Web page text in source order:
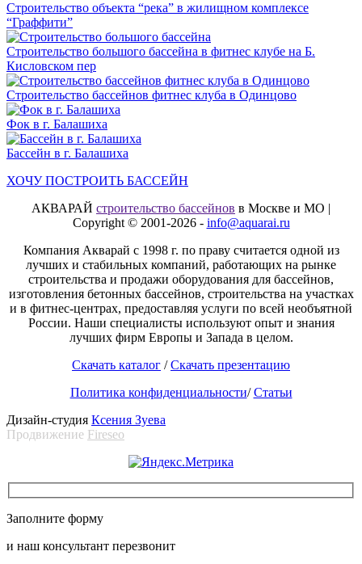
Строительство объекта “река” в жилищном комплексе
“Граффити”
Строительство большого бассейна в фитнес клубе на Б.
Кисловском пер
Строительство бассейнов фитнес клуба в Одинцово
Фок в г. Балашиха
Бассейн в г. Балашиха
ХОЧУ ПОСТРОИТЬ БАССЕЙН
АКВАРАЙ строительство бассейнов в Москве и МО |
Copyright © 2001-2026 - info@aquarai.ru
Компания Акварай с 1998 г. по праву считается одной из
лучших и стабильных компаний, работающих на рынке
строительства и продажи оборудования для бассейнов,
изготовления бетонных бассейнов, строительства на участках
и в фитнес-центрах, предоставляя услуги по всей необъятной
России. Наши специалисты используют опыт и знания
лучших фирм Европы и Запада в целом.
Скачать каталог / Скачать презентацию
Политика конфиденциальности/Статьи
Дизайн-студия Ксения Зуева
Продвижение Fireseo
Заполните форму
и наш консультант перезвонит